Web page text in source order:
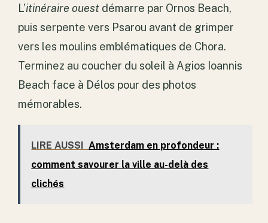
L’itinéraire ouest démarre par Ornos Beach,
puis serpente vers Psarou avant de grimper
vers les moulins emblématiques de Chora.
Terminez au coucher du soleil à Agios Ioannis
Beach face à Délos pour des photos
mémorables.
LIRE AUSSI
Amsterdam en profondeur :
comment savourer la ville au-delà des
clichés